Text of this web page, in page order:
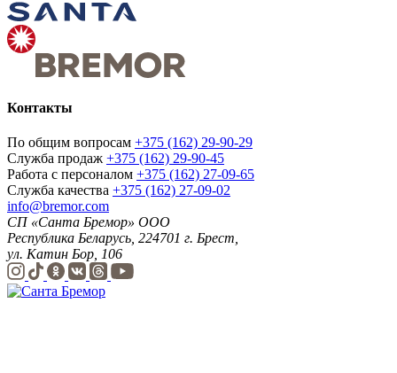
Контакты
По общим вопросам +375 (162) 29-90-29
Служба продаж +375 (162) 29-90-45
Работа с персоналом +375 (162) 27-09-65
Служба качества +375 (162) 27-09-02
info@bremor.com
СП «Санта Бремор» ООО
Республика Беларусь, 224701 г. Брест,
ул. Катин Бор, 106